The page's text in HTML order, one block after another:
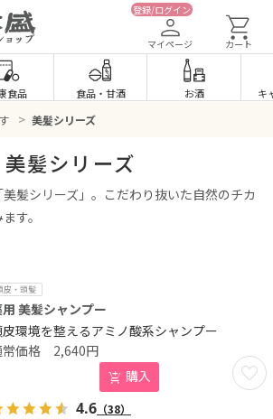
登録/ログイン
マイページ カート
食品 食品・ 甘酒 お酒 キ
> 美髪シリーズ
美髪シリーズ
髪シリーズ」。 こだわり抜いた自然のチカ
す。
皮・頭髪
用 美髪シャンプー
皮環境を整えるアミノ酸系シャンプー
お気
2,640円
購入
4.6 （38）